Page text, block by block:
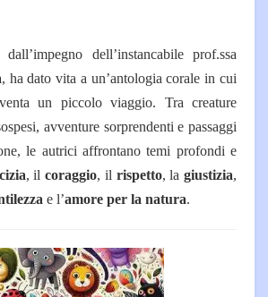
dell’instancabile prof.ssa
, ha dato vita a un’antologia corale in cui
un piccolo viaggio. Tra creature
avventure sorprendenti e passaggi
le autrici affrontano temi profondi e
, ilcoraggio, il rispetto, lagiustizia,
e l’amore per la natura.